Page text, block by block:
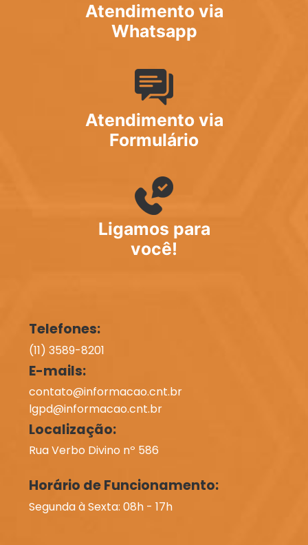
Atendimento via
Whatsapp
Atendimento via
Formulário
Ligamos para
você!
Telefones:
(11) 3589-8201
E-mails:
contato@informacao.cnt.br
lgpd@informacao.cnt.br
Localização:
Rua Verbo Divino nº 586
Horário de Funcionamento:
Segunda à Sexta: 08h - 17h